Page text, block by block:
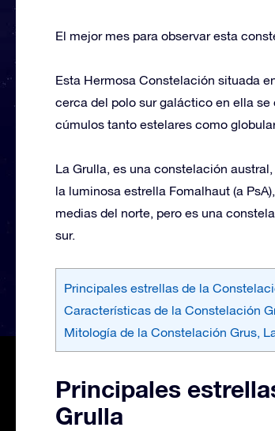
El mejor mes para observar esta
Esta Hermosa Constelación situada
cerca del polo sur galáctico en ella
cúmulos tanto estelares como
La Grulla, es una constelación
la luminosa estrella Fomalhaut (a
medias del norte, pero es una
sur.
Principales estrellas de la
Características de la Constelación
Mitología de la Constelación Grus,
Principales
Grulla